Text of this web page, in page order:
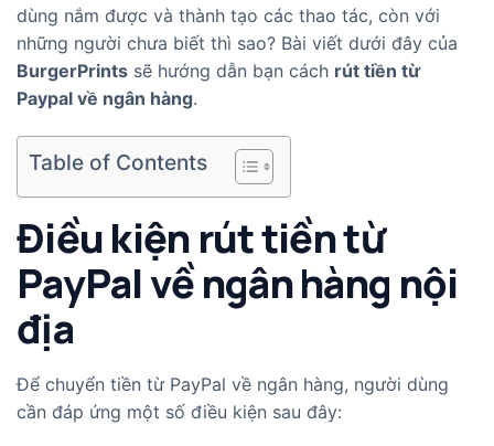
dùng nắm được và thành tạo các thao tác, còn với
những người chưa biết thì sao? Bài viết dưới đây của
BurgerPrints sẽ hướng dẫn bạn cách rút tiền từ
Paypal về ngân hàng.
Table of Contents
Điều kiện rút tiền từ
PayPal về ngân hàng nội
địa
Để chuyển tiền từ PayPal về ngân hàng, người dùng
cần đáp ứng một số điều kiện sau đây: